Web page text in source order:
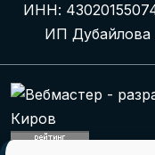
ИНН:
ИП Дубайлова